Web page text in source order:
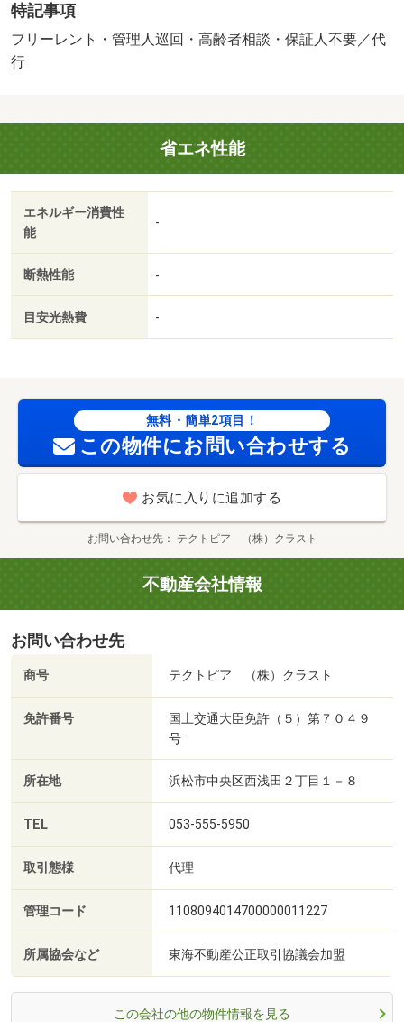
具付、洗浄便座付♪更にテクトピアにてご契約のお客様は、
家賃１ケ月サービス特典付です♪家電３点レンタルは家賃＋
２，０００円☆・駐輪場：有・仲介手数料：１．１ヶ月/く
特記事項
フリーレント・管理人巡回・高齢者相談・保証人不要／代
行
省エネ性能
エネルギー消費性
能
-
断熱性能 -
目安光熱費 -
無料・簡単2項目！
この物件にお問い合わせする
お気に入りに追加する
お問い合わせ先 テクトピア （株）クラスト
不動産会社情報
お問い合わせ先
商号 テクトピア （株）クラスト
免許番号
国土交通大臣免許（５）第７０４９
号
所在地 浜松市中央区西浅田２丁目１－８
TEL 053-555-5950
取引態様 代理
管理コード 1108094014700000011227
所属協会など 東海不動産公正取引協議会加盟
この会社の他の物件情報を見る